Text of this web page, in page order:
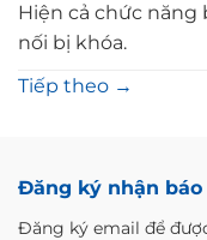
Hiện cả chức
nối bị khóa.
Tiếp theo →
Đăng ký nhận
Đăng ký email để